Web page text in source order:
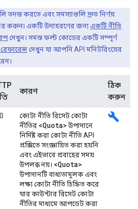
তদন্ত করতে এবং সমস্যাগুলি দ্রুত নির্ণয়
করুন৷ একটি উদাহরণের জন্য একটি নীতি
দেখুন। সমস্ত ফল্ট কোডের একটি সম্পূর্ণ
দেখুন যা আপনি API মনিটরিংয়ের
কারণ
ঠিক
করুন
কোটা নীতি রিসেট কোটা
নীতির <Quota>উপাদানে
নির্দিষ্ট করা কোটা নীতি API
প্রক্সিতে সংজ্ঞায়িত করা হয়নি
এবং এইভাবে প্রবাহের সময়
উপলব্ধ নয়। <Quota>
উপাদানটি বাধ্যতামূলক এবং
লক্ষ্য কোটা নীতি চিহ্নিত করে
যার কাউন্টার রিসেট কোটা
নীতির মাধ্যমে আপডেট করা
build